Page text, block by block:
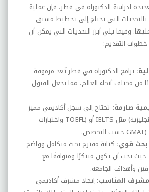
لدراسة الدكتوراه في قطر، فإن عملية
بالتحديات التي تحتاج إلى تخطيط مسبق
وفيما يلي أبرز التحديات التي يمكن أن
التقديم:
: برامج الدكتوراه في قطر تُعد مرموقة
مختلف أنحاء العالم، مما يجعل القبول
صارمة: تحتاج إلى سجل أكاديمي مميز
( مثل IELTSأو TOEFL) واختبارات
GMAT) حسب التخصص.
بحث قوي: كتابة مقترح بحث متكامل وواضح
حيث يجب أن يكون مبتكرًا ومتوافقًا مع
وأهداف الجامعة.
المناسب:إيجاد مشرف أكاديمي